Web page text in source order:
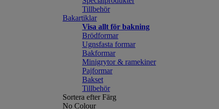
Tillbehör
Bakartiklar
Visa allt för bakning
Brödformar
Ugnsfasta formar
Bakformar
Minigrytor & ramekiner
Pajformar
Bakset
Tillbehör
Sortera efter Färg
No Colour